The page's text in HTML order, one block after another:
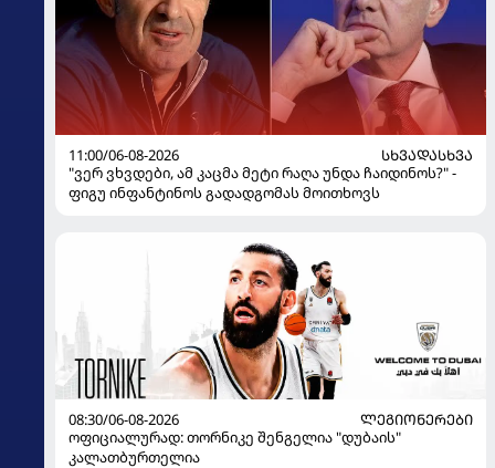
11:00/06-08-2026
ᲡᲮᲕᲐᲓᲐᲡᲮᲕᲐ
"ვერ ვხვდები, ამ კაცმა მეტი რაღა უნდა ჩაიდინოს?" -
ფიგუ ინფანტინოს გადადგომას მოითხოვს
08:30/06-08-2026
ᲚᲔᲒᲘᲝᲜᲔᲠᲔᲑᲘ
ოფიციალურად: თორნიკე შენგელია "დუბაის"
კალათბურთელია